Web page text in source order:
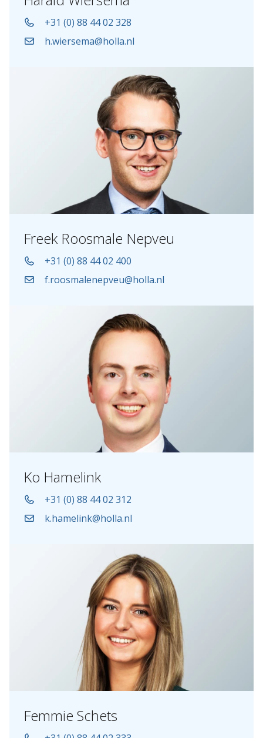
+31 (0) 88 44 02 328
h.wiersema@holla.nl
Freek Roosmale Nepveu
+31 (0) 88 44 02 400
f.roosmalenepveu@holla.nl
Ko Hamelink
+31 (0) 88 44 02 312
k.hamelink@holla.nl
Femmie Schets